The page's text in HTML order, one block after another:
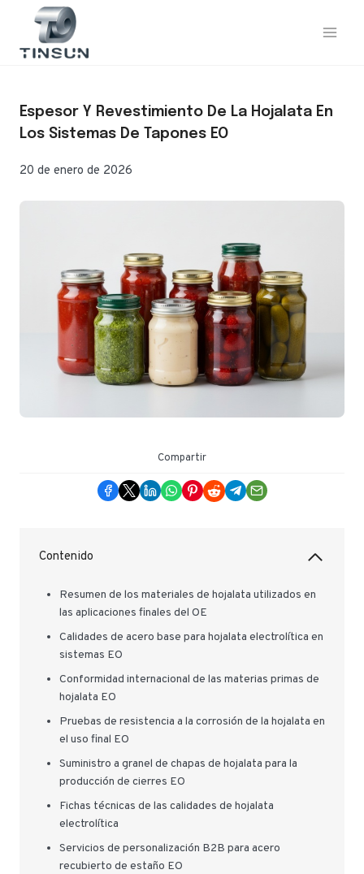
contenido
Espesor Y Revestimiento De La Hojalata En
Los Sistemas De Tapones EO
20 de enero de 2026
Compartir
Contenido
Resumen de los materiales de hojalata utilizados en
las aplicaciones finales del OE
Calidades de acero base para hojalata electrolítica en
sistemas EO
Conformidad internacional de las materias primas de
hojalata EO
Pruebas de resistencia a la corrosión de la hojalata en
el uso final EO
Suministro a granel de chapas de hojalata para la
producción de cierres EO
Fichas técnicas de las calidades de hojalata
electrolítica
Servicios de personalización B2B para acero
recubierto de estaño EO